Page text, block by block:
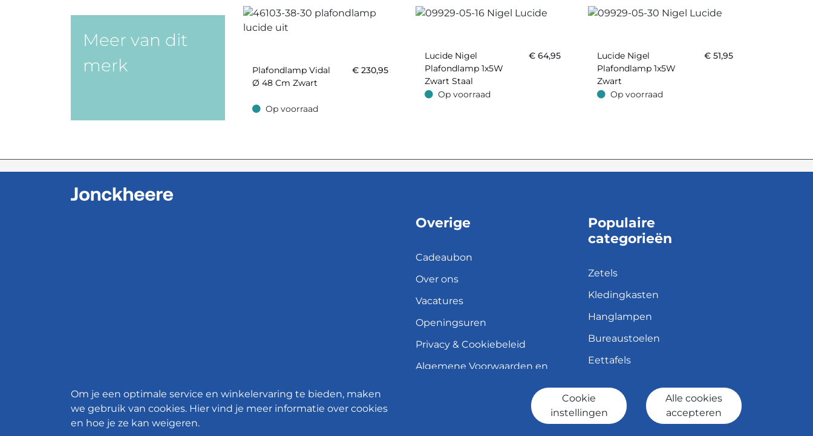
Meer van dit
merk
Plafondlamp Vidal
Ø 48 Cm Zwart
€ 230,95
Op voorraad
Op voorraad
Lucide Nigel
Plafondlamp 1x5W
Zwart Staal
€ 64,95
Op voorraad
Op voorraad
Lucide Nigel
Plafondlamp 1x5W
Zwart
€ 51,95
Op voorraad
Op voorraad
Overige
Cadeaubon
Over ons
Vacatures
Openingsuren
Privacy & Cookiebeleid
Algemene Voorwaarden en
Verzend- en leveringsbeleid
Populaire
categorieën
Zetels
Kledingkasten
Hanglampen
Bureaustoelen
Eettafels
Om je een optimale service en winkelervaring te bieden, maken
we gebruik van cookies. Hier vind je meer informatie over cookies
en hoe je ze kan weigeren.
Cookie
instellingen
Alle cookies
accepteren